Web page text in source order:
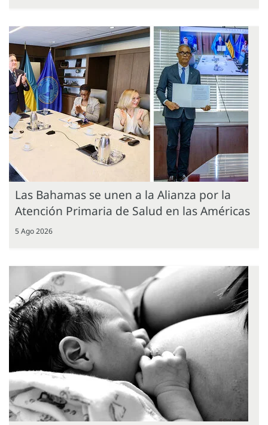
Las Bahamas se unen a la Alianza por la
Atención Primaria de Salud en las Américas
5 Ago 2026